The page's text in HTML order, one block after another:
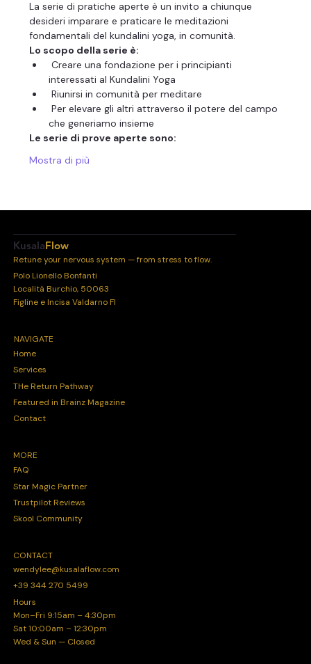
La serie di pratiche aperte è un invito a chiunque
desideri imparare e praticare le meditazioni
fondamentali del kundalini yoga, in comunità.
Lo scopo della serie è:
Creare una fondazione per i principianti
interessati al Kundalini Yoga
Riunirsi in comunità per meditare
Per elevare gli altri attraverso il potere del campo
che generiamo insieme
Le serie di prove aperte sono:
Mostra di più
KusalaFlow
Retune your nervous system — from stress to flow.
Polo Lionello Bonfanti
Località Burchio, 50063
Figline e Incisa Valdarno FI
NAVIGATE
Home
Services
THe Return Pathway
Featured in Brainz Magazine
Contact
MORE
FAQ
Star Magic Partner
Trustpilot Reviews
Skool Community
CONTACT
wendylee@kusalaflow.com
+39 344 270 5499
Hours
Mon–Fri 9:15am – 4:30pm
Sat 10:00am – 12:30pm
Wed & Sun — Closed